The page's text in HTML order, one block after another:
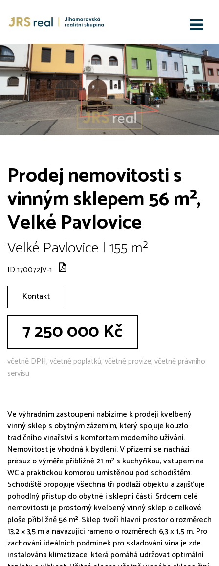
Prodej nemovitosti s
vinným sklepem 56 m²,
Velké Pavlovice
Velké Pavlovice | 155 m²
ID 170072JV-1
Kontakt
7 250 000 Kč
včetně DPH, včetně poplatků, včetně provize, včetně právního
servisu
Ve výhradním zastoupení nabízíme k prodeji kvelbený
vinný sklep s obytným zázemím, který spojuje kouzlo
tradičního vinařství s komfortem moderního užívání.
Nemovitost je vhodná k bydlení. V přízemí se nachází
presuz o výměře přibližně 21 m² s kuchyňkou, vstupem na
WC a praktickou komorou umístěnou pod schodištěm.
Schodiště propojuje všechna tři podlaží objektu a zajišťuje
pohodlný přístup do obytné i sklepní části. Srdcem celé
nemovitosti je prostorný kvelbený vinný sklep o celkové
ploše přibližně 56 m². Sklep tvoří hlavní prostor o rozměrech
13,2 × 3,5 m a navazující rameno o rozměrech 6,3 × 1,5 m. Pro
zachování ideálních podmínek pro skladování vína je zde
instalována klimatizace, která pomáhá udržovat optimální